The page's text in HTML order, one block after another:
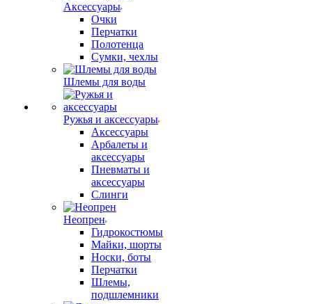
Аксессуары
Очки
Перчатки
Полотенца
Сумки, чехлы
Шлемы для воды
Ружья и аксессуары
Аксессуары
Арбалеты и
аксессуары
Пневматы и
аксессуары
Слинги
Неопрен
Гидрокостюмы
Майки, шорты
Носки, боты
Перчатки
Шлемы,
подшлемники